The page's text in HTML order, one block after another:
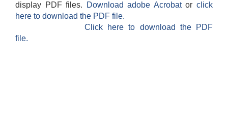
display PDF files.
Download adobe Acrobatorclick
here to download the PDF file.
Click here to download the PDF
file.